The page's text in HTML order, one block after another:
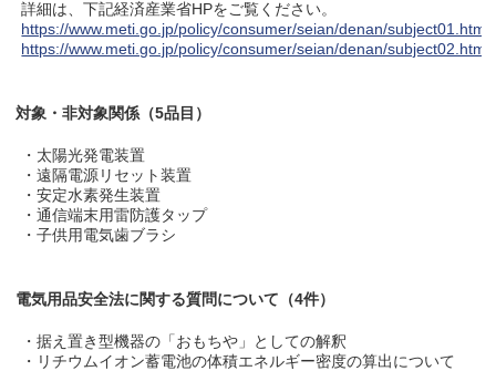
詳細は、下記経済産業省HPをご覧ください。
https://www.meti.go.jp/policy/consumer/seian/denan/subject01.html
https://www.meti.go.jp/policy/consumer/seian/denan/subject02.html
対象・非対象関係（5品目）
・太陽光発電装置
・遠隔電源リセット装置
・安定水素発生装置
・通信端末用雷防護タップ
・子供用電気歯ブラシ
電気用品安全法に関する質問について（4件）
・据え置き型機器の「おもちや」としての解釈
・リチウムイオン蓄電池の体積エネルギー密度の算出について